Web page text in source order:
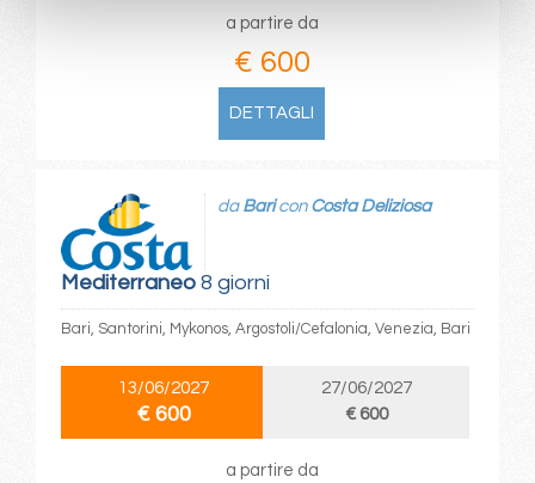
a partire da
€ 600
DETTAGLI
Mediterraneo8 giorni
da Baricon Costa Deliziosa
Bari, Santorini, Mykonos, Argostoli/Cefalonia, Venezia, Bari
13/06/2027
€ 600
27/06/2027
€ 600
a partire da